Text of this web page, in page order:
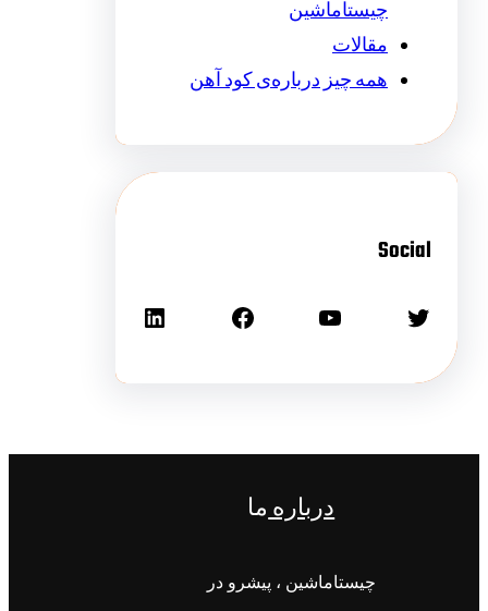
چیستاماشین
مقالات
همه چیز درباره‌ی کود آهن
Social
دربارهما
چیستاماشین ، پیشرو در